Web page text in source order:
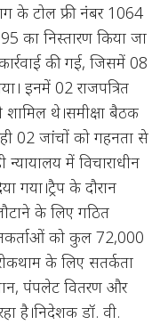
के टोल फ्री नंबर 1064
का निस्तारण किया जा
की गई, जिसमें 08
इनमें 02 राजपत्रित
शामिल थे।समीक्षा बैठक
02 जांचों को गहनता से
में विचाराधीन
गया।ट्रैप के दौरान
के लिए गठित
को कुल 72,000
के लिए सतर्कता
पंपलेट वितरण और
है।निदेशक डॉ. वी.